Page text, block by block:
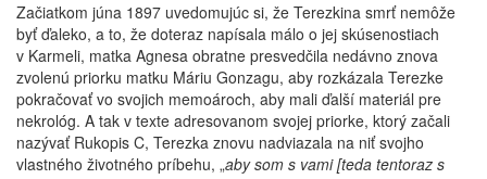
Začiatkom júna 1897 uvedomujúc si, že Terezkina smrť nemôže
byť ďaleko, a to, že doteraz napísala málo o jej skúsenostiach
v Karmeli, matka Agnesa obratne presvedčila nedávno znova
zvolenú priorku matku Máriu Gonzagu, aby rozkázala Terezke
pokračovať vo svojich memoároch, aby mali ďalší materiál pre
nekrológ. A tak v texte adresovanom svojej priorke, ktorý začali
nazývať Rukopis C, Terezka znovu nadviazala na niť svojho
vlastného životného príbehu, „aby som s vami [teda tentoraz s